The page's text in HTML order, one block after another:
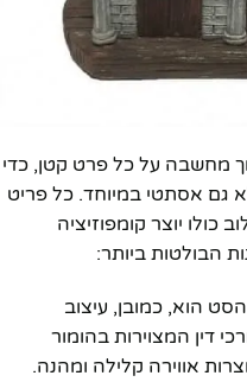
מחשבה על כל פרט קטן, כדי
גם אסתטי במיוחד. כל פריט
כולו יוצר קומפוזיציה
הבולטות ביותר:
הוא, כמובן, עיצוב
דין המצוירות בהומור
אווירה קלילה ומהנה.